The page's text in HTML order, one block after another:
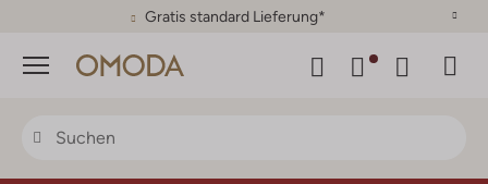
Gratis standard Lieferung*
Menü